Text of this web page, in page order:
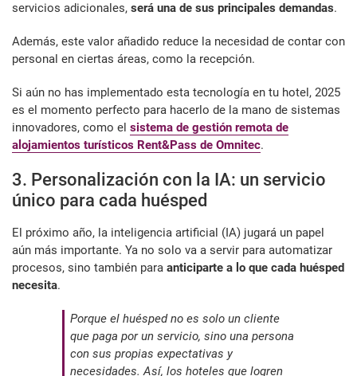
servicios adicionales, será una de sus principales demandas.
Además, este valor añadido reduce la necesidad de contar con
personal en ciertas áreas, como la recepción.
Si aún no has implementado esta tecnología en tu hotel, 2025
es el momento perfecto para hacerlo de la mano de sistemas
innovadores, como el sistema de gestión remota de
alojamientos turísticos Rent&Pass de Omnitec.
3. Personalización con la IA: un servicio
único para cada huésped
El próximo año, la inteligencia artificial (IA) jugará un papel
aún más importante. Ya no solo va a servir para automatizar
procesos, sino también para anticiparte a lo que cada huésped
necesita.
Porque el huésped no es solo un cliente
que paga por un servicio, sino una persona
con sus propias expectativas y
necesidades. Así, los hoteles que logren